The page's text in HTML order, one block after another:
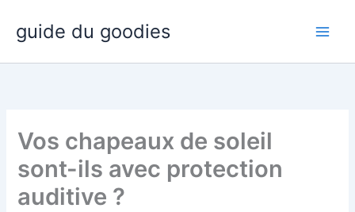
contenu
guide du goodies
Vos chapeaux de soleil
sont-ils avec protection
auditive ?